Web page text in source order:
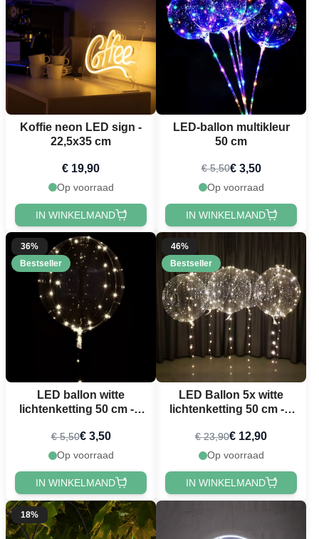
Koffie neon LED sign -
22,5x35 cm
€ 19,90
Op voorraad
IN WINKELMAND
LED-ballon multikleur
50 cm
€ 5,50€ 3,50
Op voorraad
IN WINKELMAND
36%
Bestseller
LED ballon witte
lichtenketting 50 cm - 3
€ 5,50€ 3,50
Op voorraad
IN WINKELMAND
46%
Bestseller
LED Ballon 5x witte
lichtenketting 50 cm - 3
€ 23,90€ 12,90
Op voorraad
IN WINKELMAND
18%